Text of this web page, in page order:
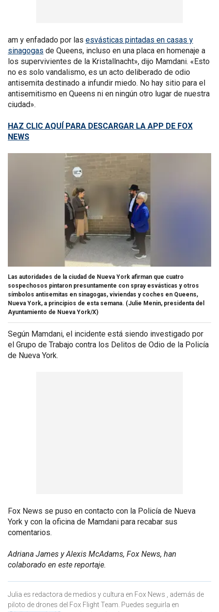
am y enfadado por las esvásticas pintadas en casas y
sinagogas de Queens, incluso en una placa en homenaje a
los supervivientes de la Kristallnacht», dijo Mamdani. «Esto
no es solo vandalismo, es un acto deliberado de odio
antisemita destinado a infundir miedo. No hay sitio para el
antisemitismo en Queens ni en ningún otro lugar de nuestra
ciudad».
HAZ CLIC AQUÍ PARA DESCARGAR LA APP DE FOX
NEWS
Las autoridades de la ciudad de Nueva York afirman que cuatro
sospechosos pintaron presuntamente con spray esvásticas y otros
símbolos antisemitas en sinagogas, viviendas y coches en Queens,
Nueva York, a principios de esta semana. (Julie Menin, presidenta del
Ayuntamiento de Nueva York/X)
Según Mamdani, el incidente está siendo investigado por
el Grupo de Trabajo contra los Delitos de Odio de la Policía
de Nueva York.
Fox News se puso en contacto con la Policía de Nueva
York y con la oficina de Mamdani para recabar sus
comentarios.
Adriana James y Alexis McAdams, Fox News, han
colaborado en este reportaje.
Julia es redactora de medios y cultura en Fox News , además de
piloto de drones del Fox Flight Team. Puedes seguirla en